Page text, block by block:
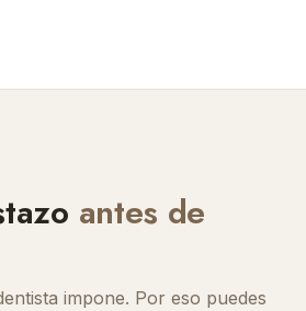
antes de
impone. Por eso puedes